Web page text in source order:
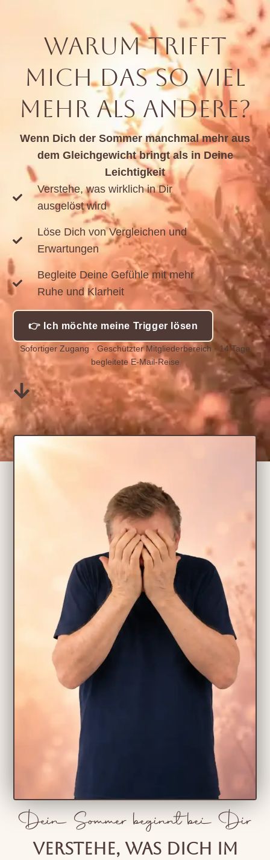
WARUM TRIFFT
MICH DAS SO VIEL
MEHR ALS ANDERE?
Wenn Dich der Sommer manchmal mehr aus
dem Gleichgewicht bringt als in Deine
Leichtigkeit
Verstehe, was wirklich in Dir
ausgelöst wird
Löse Dich von Vergleichen und
Erwartungen
Begleite Deine Gefühle mit mehr
Ruhe und Klarheit
👉 Ich möchte meine Trigger lösen
Sofortiger Zugang · Geschützter Mitgliederbereich · 14 Tage
begleitete E-Mail-Reise
Dein Sommer beginnt bei Dir
VERSTEHE, WAS DICH IM